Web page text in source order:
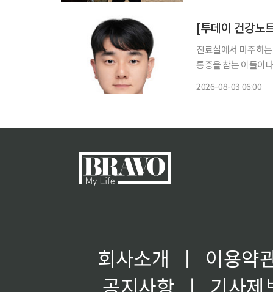
[투데이 건강노
진료실에서 마주하
통증을 참는 이들이다. 통
2026-08-03 06:00
회사소개 ㅣ
이용약
공지사항
ㅣ
기사제